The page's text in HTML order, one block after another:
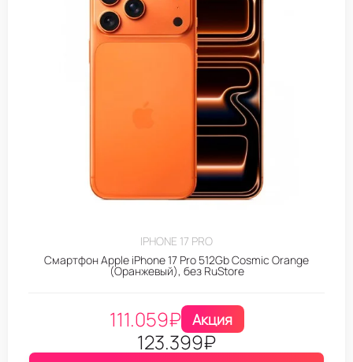
IPHONE 17 PRO
Смартфон Apple iPhone 17 Pro 512Gb Cosmic Orange
(Оранжевый), без RuStore
111.059₽ Акция
123.399₽